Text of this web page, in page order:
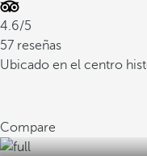
4.6/5
57 reseñas
Ubicado en el centro
Compare